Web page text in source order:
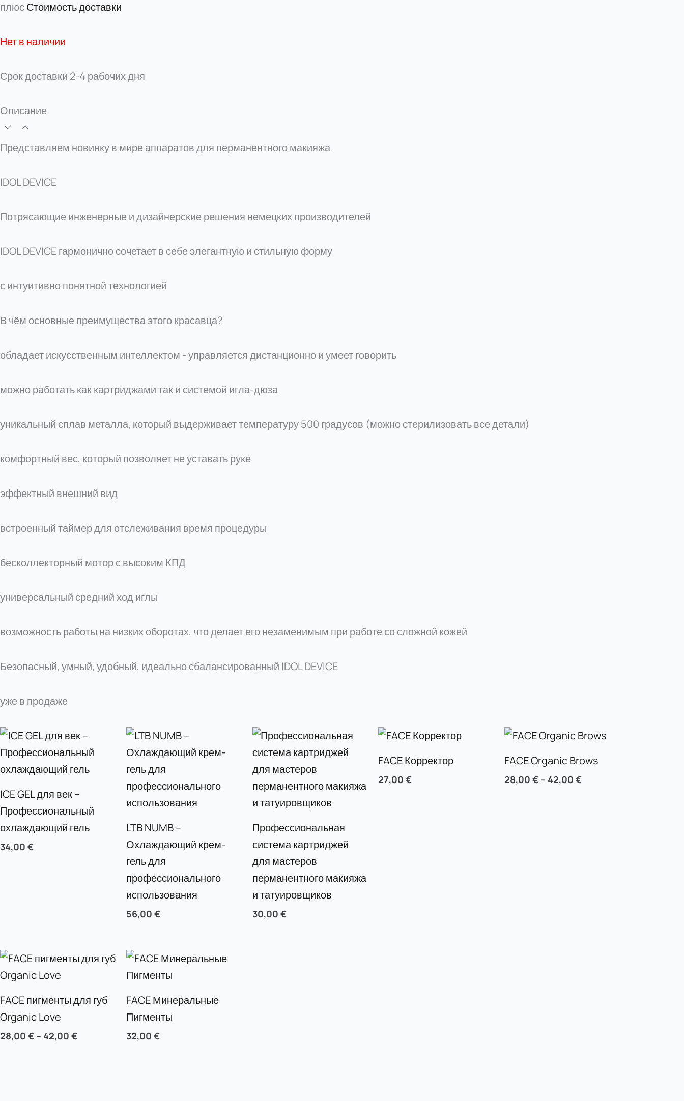
плюсСтоимость доставки
Нет в наличии
Срок доставки 2-4 рабочих дня
Описание
Представляем новинку в мире аппаратов для перманентного макияжа
IDOL DEVICE
Потрясающие инженерные и дизайнерские решения немецких производителей
IDOL DEVICE гармонично сочетает в себе элегантную и стильную форму
с интуитивно понятной технологией
В чём основные преимущества этого красавца?
обладает искусственным интеллектом - управляется дистанционно и умеет говорить
можно работать как картриджами так и системой игла-дюза
уникальный сплав металла, который выдерживает температуру 500 градусов (можно стерилизовать все детали)
комфортный вес, который позволяет не уставать руке
эффектный внешний вид
встроенный таймер для отслеживания время процедуры
бесколлекторный мотор с высоким КПД
универсальный средний ход иглы
возможность работы на низких оборотах, что делает его незаменимым при работе со сложной кожей
Безопасный, умный, удобный, идеально сбалансированный IDOL DEVICE
уже в продаже
ICE GEL для век –
Профессиональный
охлаждающий гель
34,00 €
LTB NUMB –
Охлаждающий крем-
гель для
профессионального
использования
56,00 €
Профессиональная
система картриджей
для мастеров
перманентного макияжа
и татуировщиков
30,00 €
FACE Корректор
27,00€
FACE Organic Brows
28,00€ – 42,00€
FACE пигменты для губ
Organic Love
28,00 € – 42,00 €
FACE Минеральные
Пигменты
32,00 €